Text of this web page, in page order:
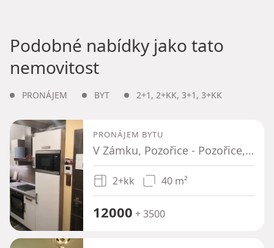
Podobné nabídky jako tato
nemovitost
PRONÁJEM BYT 2+1 , 2+KK, 3+1 , 3+KK
PRONÁJEM BYTU
V Zámku, Pozořice - Pozořice, Jihomoravský kraj
2+kk 40 m²
12000 + 3500